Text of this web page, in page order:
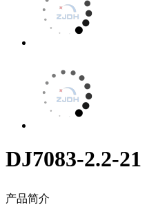
DJ7083-2.2-21
产品简介